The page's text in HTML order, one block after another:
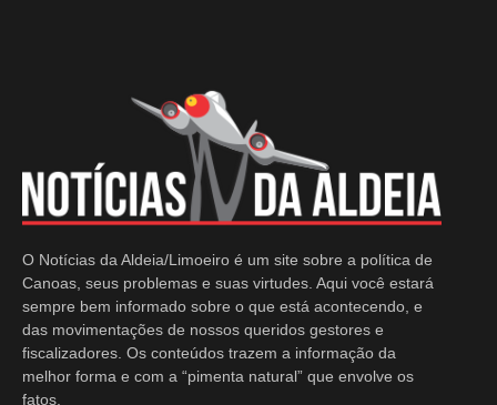
O Notícias da Aldeia/Limoeiro é um site sobre a política de
Canoas, seus problemas e suas virtudes. Aqui você estará
sempre bem informado sobre o que está acontecendo, e
das movimentações de nossos queridos gestores e
fiscalizadores. Os conteúdos trazem a informação da
melhor forma e com a “pimenta natural” que envolve os
fatos.